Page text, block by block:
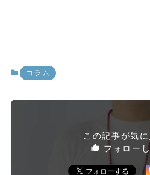
コラム
この記事が気
フォローし